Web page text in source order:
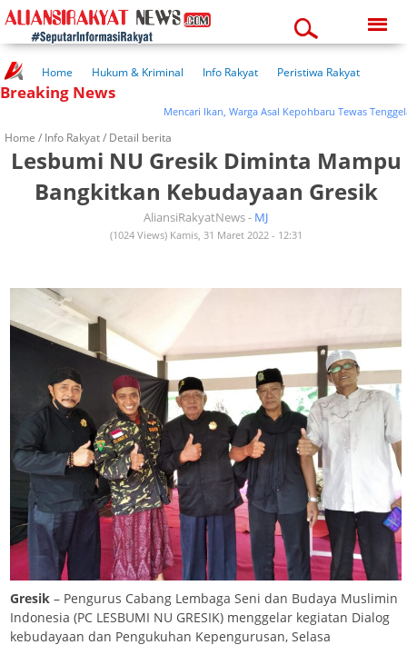
05:40:45 pm
Home Hukum & Kriminal Info Rakyat
Peristiwa Rakyat
Kuliner Rakyat
Wisata Rakyat
Breaking News
Mencari Ikan, Warga Asal Kepohbaru Tewas Tenggelam
Home / Info Rakyat/ Detail berita
Lesbumi NU Gresik Diminta Mampu
Bangkitkan Kebudayaan Gresik
AliansiRakyatNews - MJ
(1024 Views) Kamis, 31 Maret 2022 - 12:31
Gresik – Pengurus Cabang Lembaga Seni dan Budaya Muslimin
Indonesia (PC LESBUMI NU GRESIK) menggelar kegiatan Dialog
kebudayaan dan Pengukuhan Kepengurusan, Selasa